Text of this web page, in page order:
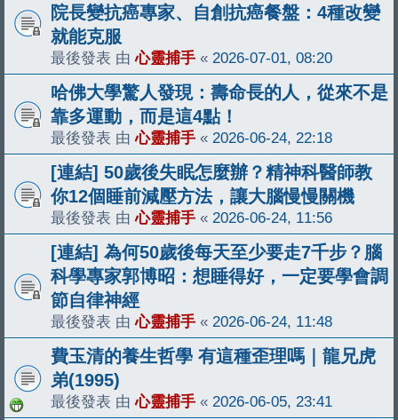
院長變抗癌專家、自創抗癌餐盤：4種改變
就能克服
最後發表 由心靈捕手 « 2026-07-01, 08:20
哈佛大學驚人發現：壽命長的人，從來不是
靠多運動，而是這4點！
最後發表 由心靈捕手 « 2026-06-24, 22:18
[連結] 50歲後失眠怎麼辦？精神科醫師教
你12個睡前減壓方法，讓大腦慢慢關機
最後發表 由心靈捕手 « 2026-06-24, 11:56
[連結] 為何50歲後每天至少要走7千步？腦
科學專家郭博昭：想睡得好，一定要學會調
節自律神經
最後發表 由心靈捕手 « 2026-06-24, 11:48
費玉清的養生哲學 有這種歪理嗎｜龍兄虎
弟(1995)
最後發表 由心靈捕手 « 2026-06-05, 23:41